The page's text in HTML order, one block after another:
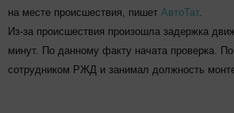
на месте происшествия, пишет АвтоТат.
Из-за происшествия произошла задержка
минут. По данному факту начата проверка.
сотрудником РЖД и занимал должность